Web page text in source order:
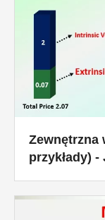
Zewnętrzna
przykłady) -